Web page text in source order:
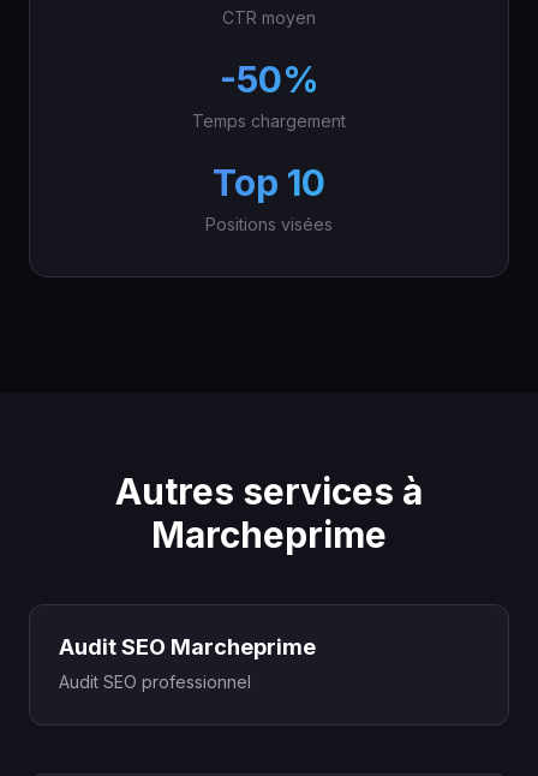
CTR moyen
-50%
Temps chargement
Top 10
Positions visées
Autres services à
Marcheprime
Audit SEO Marcheprime
Audit SEO professionnel